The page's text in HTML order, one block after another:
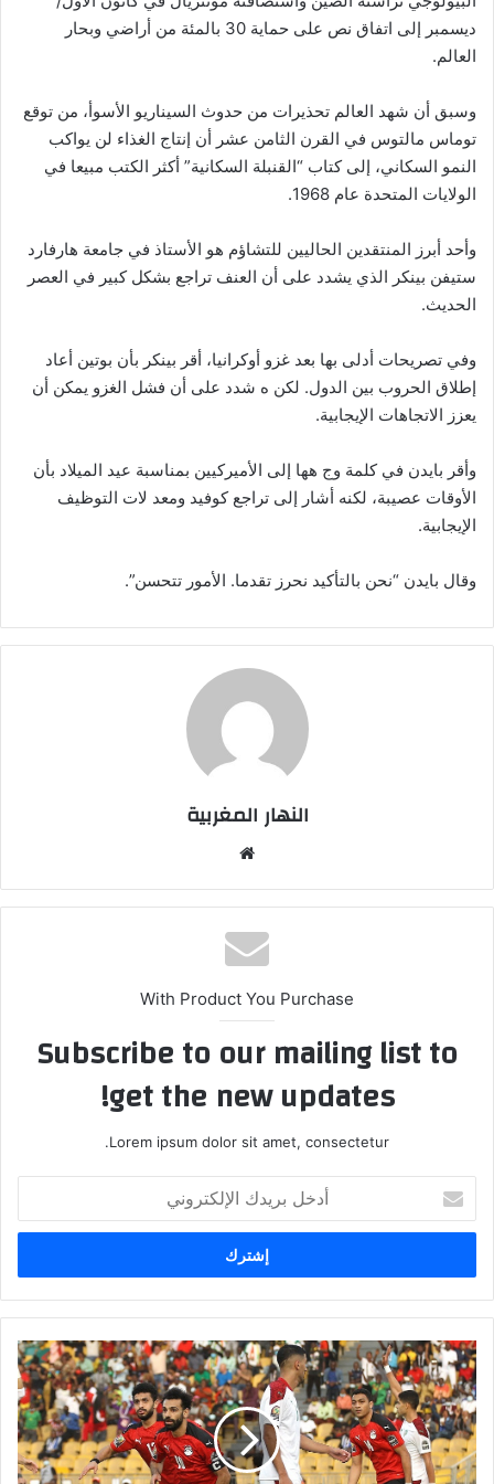
ديسمبر إلى اتفاق نص على حماية 30 بالمئة من أراضي وبحار
العالم.
وسبق أن شهد العالم تحذيرات من حدوث السيناريو الأسوأ، من توقع
توماس مالتوس في القرن الثامن عشر أن إنتاج الغذاء لن يواكب
النمو السكاني، إلى كتاب “القنبلة السكانية” أكثر الكتب مبيعا في
الولايات المتحدة عام 1968.
وأحد أبرز المنتقدين الحاليين للتشاؤم هو الأستاذ في جامعة هارفارد
ستيفن بينكر الذي يشدد على أن العنف تراجع بشكل كبير في العصر
الحديث.
وفي تصريحات أدلى بها بعد غزو أوكرانيا، أقر بينكر بأن بوتين أعاد
إطلاق الحروب بين الدول. لكن ه شدد على أن فشل الغزو يمكن أن
يعزز الاتجاهات الإيجابية.
وأقر بايدن في كلمة وج هها إلى الأميركيين بمناسبة عيد الميلاد بأن
الأوقات عصيبة، لكنه أشار إلى تراجع كوفيد ومعد لات التوظيف
الإيجابية.
وقال بايدن “نحن بالتأكيد نحرز تقدما. الأمور تتحسن”.
النهار المغربية
الوي
ب
With Product You Purchase
Subscribe to our mailing list to
get the new updates!
Lorem ipsum dolor sit amet, consectetur.
خ
ب
ر
د
ك
ا
ل
إ
ل
ر
ح
ل
ة
ا
ل